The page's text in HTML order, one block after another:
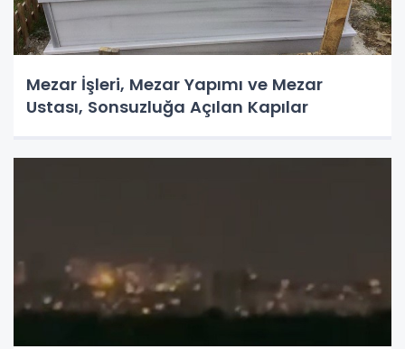
Mezar İşleri, Mezar Yapımı ve Mezar
Ustası, Sonsuzluğa Açılan Kapılar